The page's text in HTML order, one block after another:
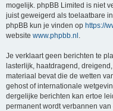
mogelijk. phpBB Limited is niet
juist geweigerd als toelaatbare
phpBB kun je vinden op https://
website www.phpbb.nl
Je verklaart geen berichten te
lasterlijk, haatdragend,
materiaal bevat die de wetten
gehost of internationale
dergelijke berichten kan ertoe
permanent wordt verbannen